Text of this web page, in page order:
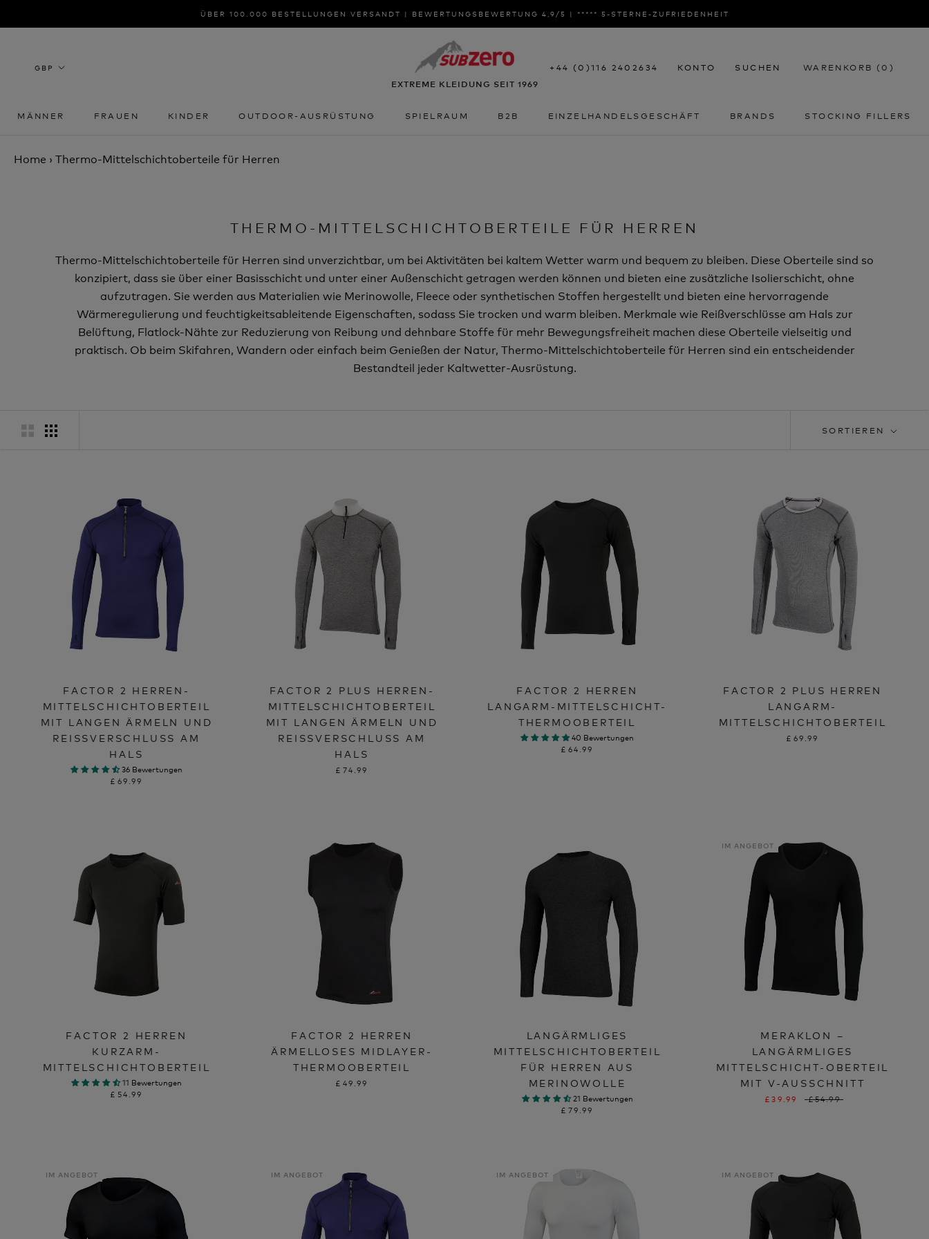
Inhalt
ÜBER 100.000 BESTELLUNGEN VERSANDT | BEWERTUNGSBEWERTUNG 4,9/5 | ***** 5-STERNE-ZUFRIEDENHEIT
MÄNNER
FRAUEN
KINDER
OUTDOOR-AUSRÜSTUNG
SPIELRAUM
B2B
EINZELHANDELSGESCHÄFT
BRANDS
STOCKING FILLERS
EXTREME KLEIDUNG SEIT 1969
+44 (0)116 2402634 KONTO SUCHEN WARENKORB (0 )
Home › Thermo-Mittelschichtoberteile für Herren
THERMO-MITTELSCHICHTOBERTEILE FÜR HERREN
Thermo-Mittelschichtoberteile für Herren sind unverzichtbar, um bei Aktivitäten bei kaltem Wetter warm und bequem zu bleiben. Diese Oberteile sind so
konzipiert, dass sie über einer Basisschicht und unter einer Außenschicht getragen werden können und bieten eine zusätzliche Isolierschicht, ohne
aufzutragen. Sie werden aus Materialien wie Merinowolle, Fleece oder synthetischen Stoffen hergestellt und bieten eine hervorragende
Wärmeregulierung und feuchtigkeitsableitende Eigenschaften, sodass Sie trocken und warm bleiben. Merkmale wie Reißverschlüsse am Hals zur
Belüftung, Flatlock-Nähte zur Reduzierung von Reibung und dehnbare Stoffe für mehr Bewegungsfreiheit machen diese Oberteile vielseitig und
praktisch. Ob beim Skifahren, Wandern oder einfach beim Genießen der Natur, Thermo-Mittelschichtoberteile für Herren sind ein entscheidender
Bestandteil jeder Kaltwetter-Ausrüstung.
SORTIEREN
FACTOR 2 HERREN-
MITTELSCHICHTOBERTEIL
MIT LANGEN ÄRMELN UND
REISSVERSCHLUSS AM H
ALS
36 Bewertungen
£69.99
FACTOR 2 PLUS HERREN-
MITTELSCHICHTOBERTEIL
MIT LANGEN ÄRMELN UND
REISSVERSCHLUSS AM H
ALS
£74.99
FACTOR 2 HERREN
LANGARM-MITTELSCHICHT-
THERMOOBERTEIL
40 Bewertungen
£64.99
FACTOR 2 PLUS HERREN
LANGARM-
MITTELSCHICHTOBERTEIL
£69.99
FACTOR 2 HERREN
KURZARM-
MITTELSCHICHTOBERTEIL
11 Bewertungen
£54.99
FACTOR 2 HERREN
ÄRMELLOSES MIDLAYER-
THERMOOBERTEIL
£49.99
LANGÄRMLIGES
MITTELSCHICHTOBERTEIL
FÜR HERREN AUS
MERINOWOLLE
21 Bewertungen
£79.99
IM ANGEBOT
MERAKLON –
LANGÄRMLIGES
MITTELSCHICHT-OBERTEIL
MIT V-AUSSCHNITT
£39.99 £54.99
IM ANGEBOT IM ANGEBOT IM ANGEBOT IM ANGEBOT